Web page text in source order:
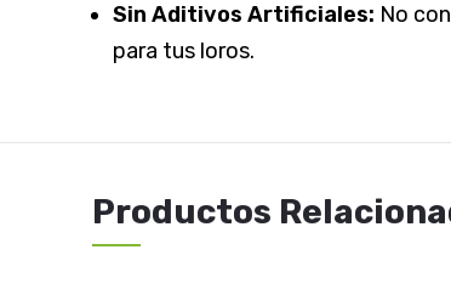
Sin Aditivos Artificiales: No
para tus loros.
Productos